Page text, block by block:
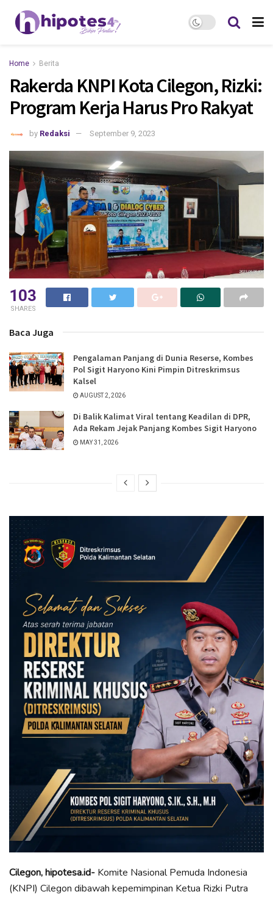
Home Berita
Rakerda KNPI Kota Cilegon, Rizki:
Program Kerja Harus Pro Rakyat
by Redaksi September 9, 2023
103
SHARES
Baca Juga
Pengalaman Panjang di Dunia Reserse, Kombes
Pol Sigit Haryono Kini Pimpin Ditreskrimsus
Kalsel
AUGUST 2, 2026
Di Balik Kalimat Viral tentang Keadilan di DPR,
Ada Rekam Jejak Panjang Kombes Sigit Haryono
MAY 31, 2026
Cilegon, hipotesa.id- Komite Nasional Pemuda Indonesia
(KNPI) Cilegon dibawah kepemimpinan Ketua Rizki Putra